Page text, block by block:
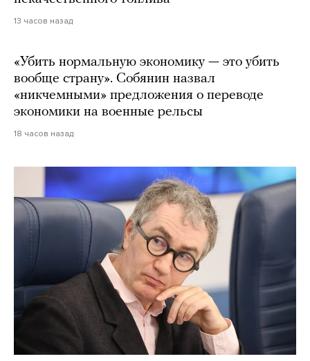
13 часов назад
«Убить нормальную экономику — это убить
вообще страну». Собянин назвал
«никчемными» предложения о переводе
экономики на военные рельсы
18 часов назад